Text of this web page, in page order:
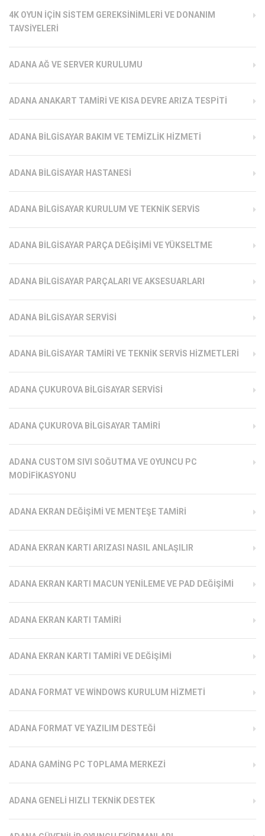
4K OYUN İÇIN SISTEM GEREKSINIMLERI VE DONANIM
TAVSIYELERI
ADANA AĞ VE SERVER KURULUMU
ADANA ANAKART TAMIRI VE KISA DEVRE ARIZA TESPITI
ADANA BILGISAYAR BAKIM VE TEMIZLIK HIZMETI
ADANA BILGISAYAR HASTANESI
ADANA BILGISAYAR KURULUM VE TEKNIK SERVIS
ADANA BILGISAYAR PARÇA DEĞIŞIMI VE YÜKSELTME
ADANA BILGISAYAR PARÇALARI VE AKSESUARLARI
ADANA BILGISAYAR SERVISI
ADANA BILGISAYAR TAMIRI VE TEKNIK SERVIS HIZMETLERI
ADANA ÇUKUROVA BILGISAYAR SERVISI
ADANA ÇUKUROVA BILGISAYAR TAMIRI
ADANA CUSTOM SIVI SOĞUTMA VE OYUNCU PC
MODIFIKASYONU
ADANA EKRAN DEĞIŞIMI VE MENTEŞE TAMIRI
ADANA EKRAN KARTI ARIZASI NASIL ANLAŞILIR
ADANA EKRAN KARTI MACUN YENILEME VE PAD DEĞIŞIMI
ADANA EKRAN KARTI TAMIRI
ADANA EKRAN KARTI TAMIRI VE DEĞIŞIMI
ADANA FORMAT VE WINDOWS KURULUM HIZMETI
ADANA FORMAT VE YAZILIM DESTEĞI
ADANA GAMING PC TOPLAMA MERKEZI
ADANA GENELI HIZLI TEKNIK DESTEK